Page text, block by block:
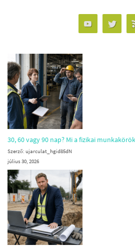
30, 60 vagy 90 nap? Mi a fizikai
Szerző: ujarculat_hgid85dN
július 30, 2026